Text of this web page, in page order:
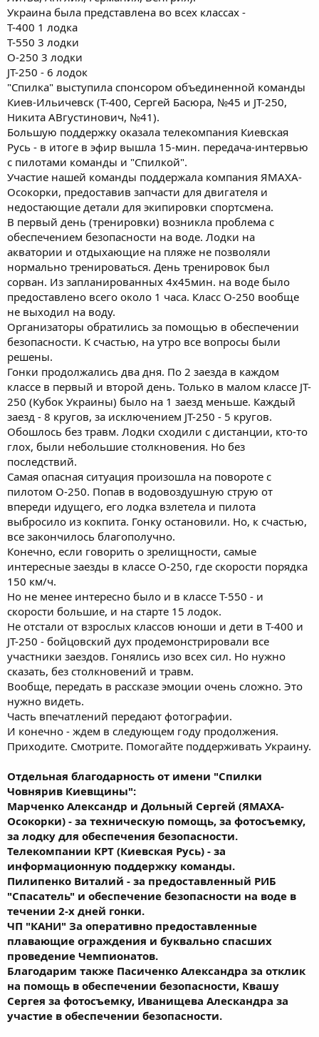
Украина была представлена во всех классах -
Т-400 1 лодка
Т-550 3 лодки
О-250 3 лодки
JT-250 - 6 лодок
"Спилка" выступила спонсором объединенной команды
Киев-Ильичевск (Т-400, Сергей Басюра, №45 и JT-250,
Никита АВгустинович, №41).
Большую поддержку оказала телекомпания Киевская
Русь - в итоге в эфир вышла 15-мин. передача-интервью
с пилотами команды и "Спилкой".
Участие нашей команды поддержала компания ЯМАХА-
Осокорки, предоставив запчасти для двигателя и
недостающие детали для экипировки спортсмена.
В первый день (тренировки) возникла проблема с
обеспечением безопасности на воде. Лодки на
акватории и отдыхающие на пляже не позволяли
нормально тренироваться. День тренировок был
сорван. Из запланированных 4х45мин. на воде было
предоставлено всего около 1 часа. Класс О-250 вообще
не выходил на воду.
Организаторы обратились за помощью в обеспечении
безопасности. К счастью, на утро все вопросы были
решены.
Гонки продолжались два дня. По 2 заезда в каждом
классе в первый и второй день. Только в малом классе JT-
250 (Кубок Украины) было на 1 заезд меньше. Каждый
заезд - 8 кругов, за исключением JT-250 - 5 кругов.
Обошлось без травм. Лодки сходили с дистанции, кто-то
глох, были небольшие столкновения. Но без
последствий.
Самая опасная ситуация произошла на повороте с
пилотом О-250. Попав в водовоздушную струю от
впереди идущего, его лодка взлетела и пилота
выбросило из кокпита. Гонку остановили. Но, к счастью,
все закончилось благополучно.
Конечно, если говорить о зрелищности, самые
интересные заезды в классе О-250, где скорости порядка
150 км/ч.
Но не менее интересно было и в классе Т-550 - и
скорости большие, и на старте 15 лодок.
Не отстали от взрослых классов юноши и дети в Т-400 и
JT-250 - бойцовский дух продемонстрировали все
участники заездов. Гонялись изо всех сил. Но нужно
сказать, без столкновений и травм.
Вообще, передать в рассказе эмоции очень сложно. Это
нужно видеть.
Часть впечатлений передают фотографии.
И конечно - ждем в следующем году продолжения.
Приходите. Смотрите. Помогайте поддерживать Украину.
Отдельная благодарность от имени "Спилки
Човнярив Киевщины":
Марченко Александр и Дольный Сергей (ЯМАХА-
Осокорки) - за техническую помощь, за фотосъемку,
за лодку для обеспечения безопасности.
Телекомпании КРТ (Киевская Русь) - за
информационную поддержку команды.
Пилипенко Виталий - за предоставленный РИБ
"Спасатель" и обеспечение безопасности на воде в
течении 2-х дней гонки.
ЧП "КАНИ" За оперативно предоставленные
плавающие ограждения и буквально спасших
проведение Чемпионатов.
Благодарим также Пасиченко Александра за отклик
на помощь в обеспечении безопасности, Квашу
Сергея за фотосъемку, Иванищева Алескандра за
участие в обеспечении безопасности.